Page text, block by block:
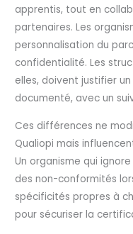
apprentis, tout en
partenaires. Les
personnalisation du
confidentialité. Les
elles, doivent justifier
documenté, avec un
Ces différences ne
Qualiopi mais
Un organisme qui
des non-conformités
spécificités propres à
pour sécuriser la